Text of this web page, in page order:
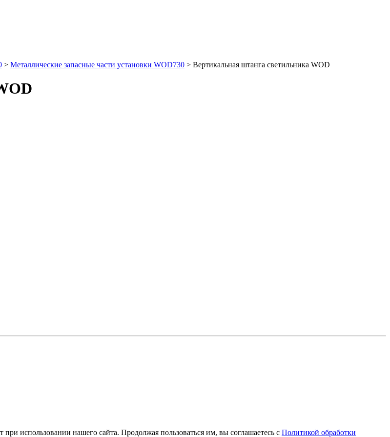
> Металлические запасные части установки WOD730 > Вертикальная штанга светильника WOD
использовании нашего сайта. Продолжая пользоваться им, вы соглашаетесь с Политикой обработки